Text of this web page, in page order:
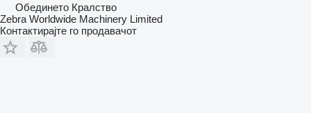
Обединето Кралство
Zebra Worldwide Machinery Limited
Контактирајте го продавачот